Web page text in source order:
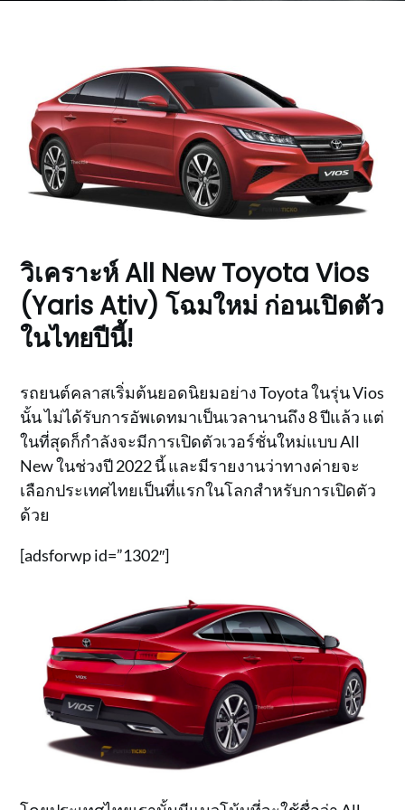
วิเคราะห์ All New Toyota Vios
(Yaris Ativ) โฉมใหม่ ก่อนเปิดตัว
ในไทยปีนี้!
รถยนต์คลาสเริ่มต้นยอดนิยมอย่าง Toyota ในรุ่น Vios
นั้น ไม่ได้รับการอัพเดทมาเป็นเวลานานถึง 8 ปีแล้ว แต่
ในที่สุดก็กำลังจะมีการเปิดตัวเวอร์ชั่นใหม่แบบ All
New ในช่วงปี 2022 นี้ และมีรายงานว่าทางค่ายจะ
เลือกประเทศไทยเป็นที่แรกในโลกสำหรับการเปิดตัว
ด้วย
[adsforwp id=”1302″]